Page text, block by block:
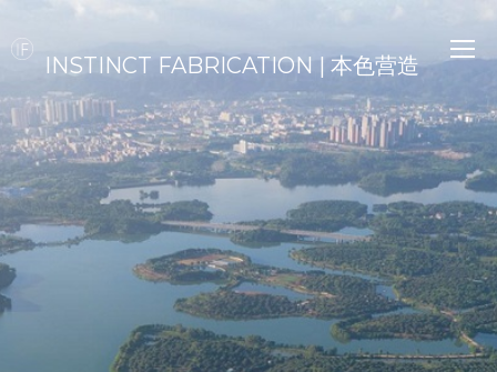
INSTINCT FABRICATION | 本色营造